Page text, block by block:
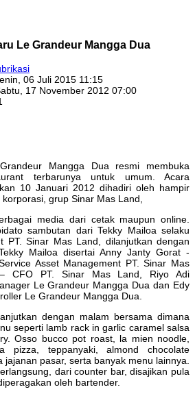
Le Grandeur Mangga Dua
06 Juli 2015 11:15
17 November 2012 07:00
Mangga Dua resmi membuka
terbarunya untuk umum. Acara
10 Januari 2012 dihadiri oleh hampir
grup Sinar Mas Land,
media dari cetak maupun online.
sambutan dari Tekky Mailoa selaku
PT. Sinar Mas Land, dilanjutkan dengan
Mailoa disertai Anny Janty Gorat -
Asset Management PT. Sinar Mas
CFO PT. Sinar Mas Land, Riyo Adi
Le Grandeur Mangga Dua dan Edy
Le Grandeur Mangga Dua.
dengan malam bersama dimana
seperti lamb rack in garlic caramel salsa
Osso bucco pot roast, la mien noodle,
pizza, teppanyaki, almond chocolate
pasar, serta banyak menu lainnya.
dari counter bar, disajikan pula
oleh bartender.